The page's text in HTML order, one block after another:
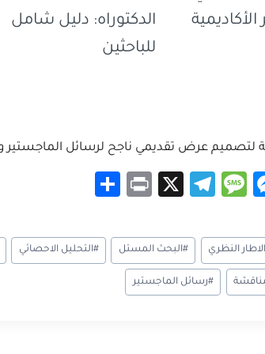
الدكتوراه: دليل شامل
للباحثين
M
se
n
g
M
sa
g
e
Te
gr
a
m
X
Pr
t
ar
e
الاطار النظري #البحث المستل #التحليل الاحصائي
#رسائل الماجستير